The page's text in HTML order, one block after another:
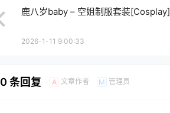
鹿八岁baby – 空姐制服套装[Cosplay]
2026-1-11 9:00:33
0 条回复 A 文章作者 M 管理员